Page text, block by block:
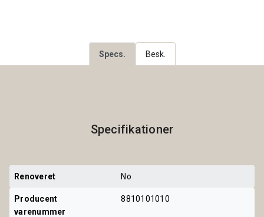
Specs. Besk.
Specifikationer
Renoveret No
Producent
varenummer
8810101010